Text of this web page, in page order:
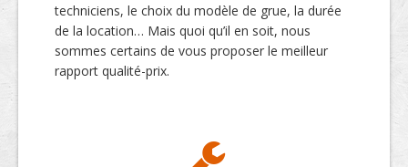
techniciens, le choix du modèle de grue, la durée
de la location… Mais quoi qu’il en soit, nous
sommes certains de vous proposer le meilleur
rapport qualité-prix.